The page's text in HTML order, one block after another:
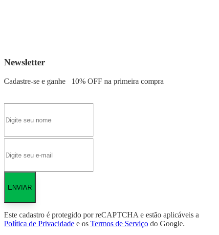
Newsletter
Cadastre-se e ganhe 10% OFF na primeira compra
ENVIAR
Este cadastro é protegido por reCAPTCHA e estão aplicáveis a
Política de Privacidade e os Termos de Serviço do Google.